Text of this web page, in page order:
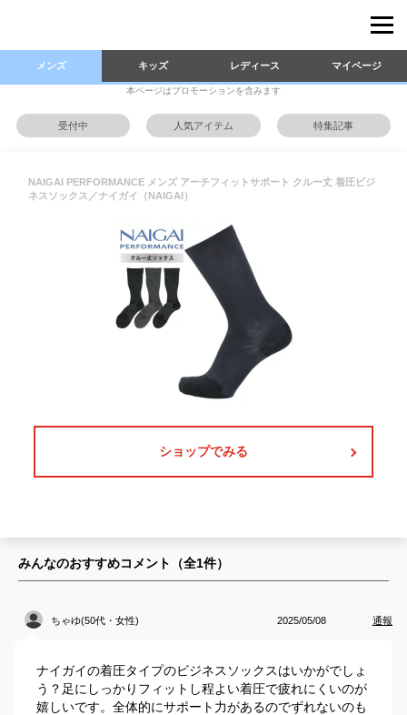
メンズ キッズ レディース マイページ
本ページはプロモーションを含みます
受付中 人気アイテム 特集記事
NAIGAI PERFORMANCE メンズ アーチフィットサポート クルー丈 着圧ビジ
ネスソックス／ナイガイ（NAIGAI）
ショップでみる
みんなのおすすめコメント（全1件）
ちゃゆ(50代・女性) 2025/05/08 通報
ナイガイの着圧タイプのビジネスソックスはいかがでしょ
う？足にしっかりフィットし程よい着圧で疲れにくいのが
嬉しいです。全体的にサポート力があるのでずれないのも